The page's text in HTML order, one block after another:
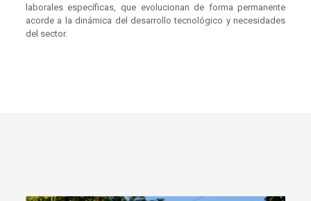
laborales específicas, que evolucionan de forma permanente
acorde a la dinámica del desarrollo tecnológico y necesidades
del sector.